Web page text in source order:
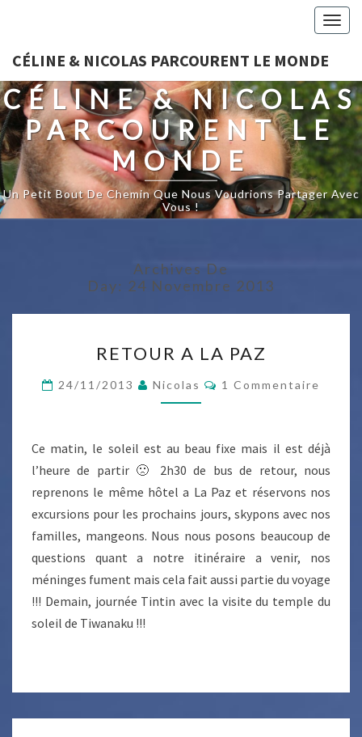
CÉLINE & NICOLAS PARCOURENT LE MONDE
CÉLINE & NICOLAS
PARCOURENT LE
MONDE
Un Petit Bout De Chemin Que Nous Voudrions Partager Avec
Vous !
Archives De
Day: 24 Novembre 2013
A
LA
PAZ
RETOUR A LA PAZ
24/11/2013 Nicolas Commentaires
1 Commentaire
Ce matin, le soleil est au beau fixe mais il est déjà
l’heure de partir 🙁 2h30 de bus de retour, nous
reprenons le même hôtel a La Paz et réservons nos
excursions pour les prochains jours, skypons avec nos
familles, mangeons. Nous nous posons beaucoup de
questions quant a notre itinéraire a venir, nos
méninges fument mais cela fait aussi partie du voyage
!!! Demain, journée Tintin avec la visite du temple du
soleil de Tiwanaku !!!